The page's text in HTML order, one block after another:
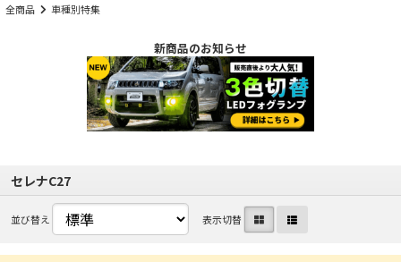
全商品 車種別特集
新商品のお知らせ
セレナC27
並び替え 表示切替